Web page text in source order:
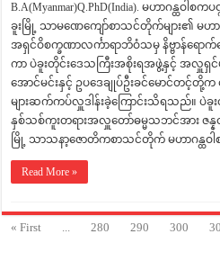
B.A(Myanmar)Q.PhD(India). မဟာဂန္ထဝ
ခူးမြို့ သာမဏေကျော်စာသင်တိုက်များ၏ မဟ
အရှင်ဝိစက္ခဏာလင်္ကာရာဘိဝံသမှ နိဗ္ဗာန်ရောက်က
ကာ ပဲခူးတိုင်းဒေသကြီးအစိုးရအဖွဲ့နှင့် အလှူရှင်မ
အောင်မင်းနှင့် ဥပဒေချုပ်ဦးခင်မောင်တင့်တို့က
များဆက်ကပ်လှူဒါန်းခဲ့ကြောင်းသိရသည်။ ပဲခူ
နှစ်သစ်ကူးတရားအလှူတော်ဓမ္မသဘင်အား ဇန္
မြို့ သာသနာ့ဇောတိကစာသင်တိုက် မဟာဂန္ထဝ
Read More »
« First ... 280 290 300